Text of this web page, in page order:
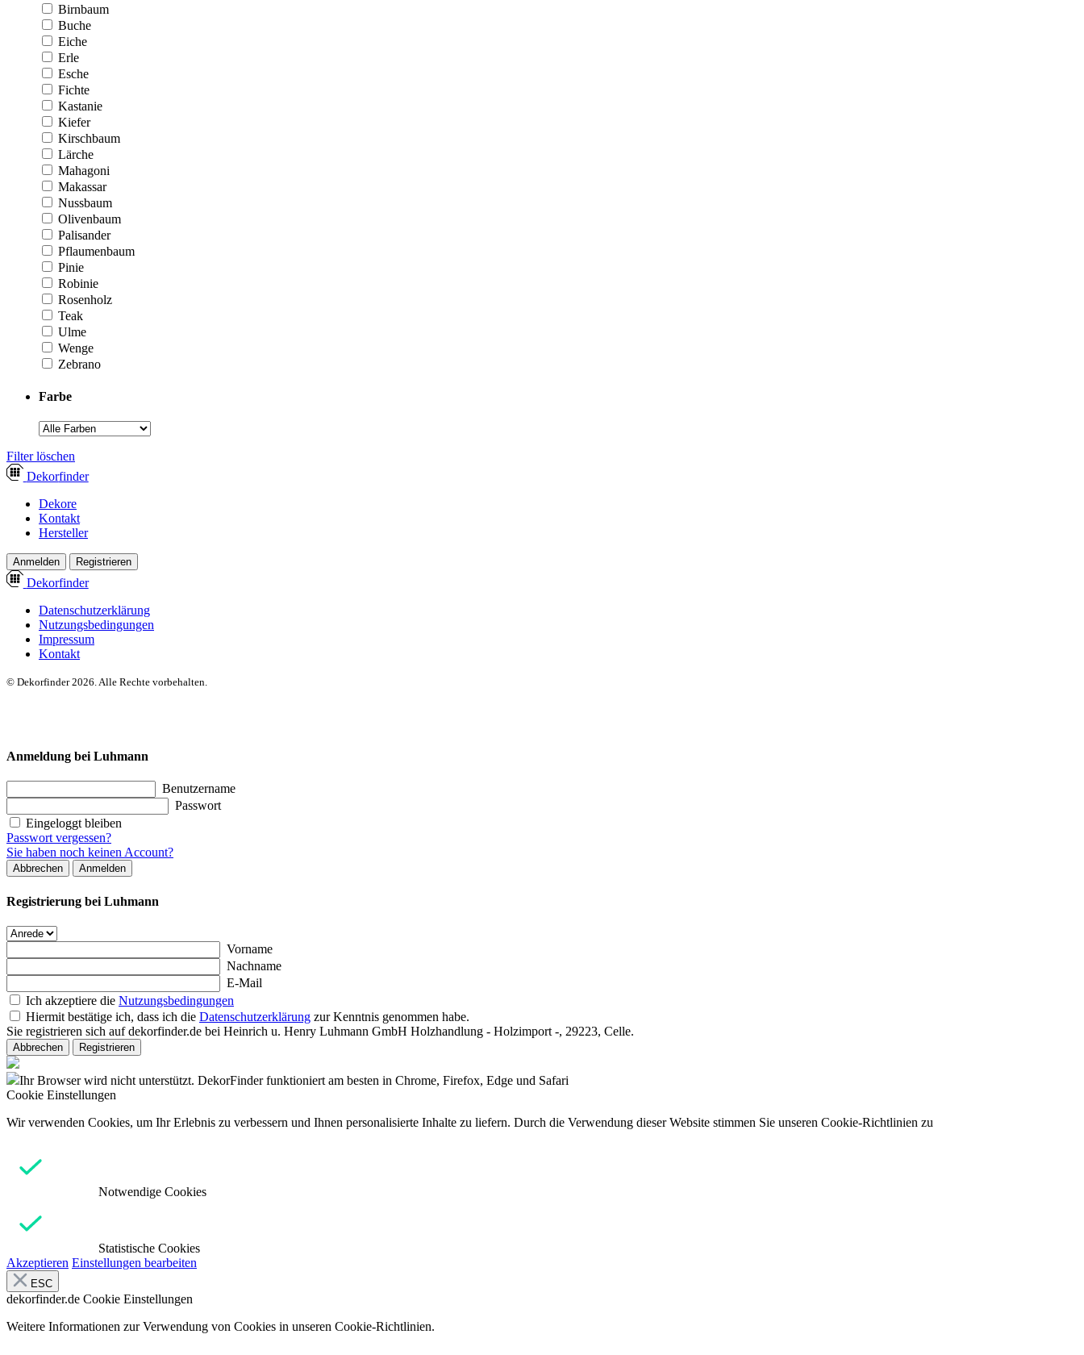
Birnbaum
Buche
Eiche
Erle
Esche
Fichte
Kastanie
Kiefer
Kirschbaum
Lärche
Mahagoni
Makassar
Nussbaum
Olivenbaum
Palisander
Pflaumenbaum
Pinie
Robinie
Rosenholz
Teak
Ulme
Wenge
Zebrano
Farbe
­Filter löschen
Dekorfinder
Dekore
Kontakt
Hersteller
Anmelden Registrieren
Dekorfinder
Datenschutzerklärung
Nutzungsbedingungen
Impressum
Kontakt
© Dekorfinder 2026. Alle Rechte vorbehalten.
Anmeldung bei Luhmann
Benutzername
Passwort
Eingeloggt bleiben
Passwort vergessen?
Sie haben noch keinen Account?
Abbrechen Anmelden
Registrierung bei Luhmann
Vorname
Nachname
E-Mail
Ich akzeptiere die Nutzungsbedingungen
Hiermit bestätige ich, dass ich die Datenschutzerklärung zur Kenntnis genommen habe.
Sie registrieren sich auf dekorfinder.de bei Heinrich u. Henry Luhmann GmbH Holzhandlung - Holzimport -, 29223, Celle.
Abbrechen Registrieren
Ihr Browser wird nicht unterstützt. DekorFinder funktioniert am besten in Chrome, Firefox, Edge und Safari
Cookie Einstellungen
Wir verwenden Cookies, um Ihr Erlebnis zu verbessern und Ihnen personalisierte Inhalte zu liefern. Durch die Verwendung dieser Website stimmen Sie unseren Cookie-Richtlinien zu
Notwendige Cookies
Statistische Cookies
Akzeptieren Einstellungen bearbeiten
ESC
dekorfinder.de Cookie Einstellungen
Weitere Informationen zur Verwendung von Cookies in unseren Cookie-Richtlinien.